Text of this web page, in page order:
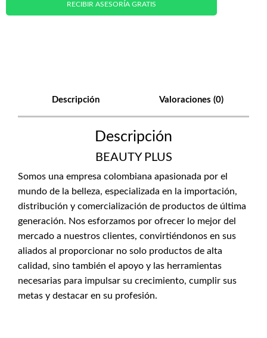
RECIBIR ASESORÍA GRATIS
Descripción Valoraciones (0)
Descripción
BEAUTY PLUS
Somos una empresa colombiana apasionada por el
mundo de la belleza, especializada en la importación,
distribución y comercialización de productos de última
generación. Nos esforzamos por ofrecer lo mejor del
mercado a nuestros clientes, convirtiéndonos en sus
aliados al proporcionar no solo productos de alta
calidad, sino también el apoyo y las herramientas
necesarias para impulsar su crecimiento, cumplir sus
metas y destacar en su profesión.